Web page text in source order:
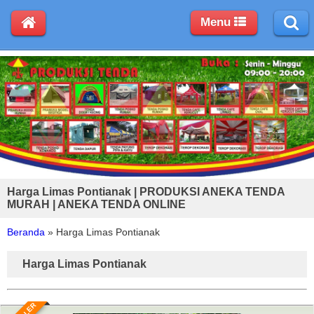
Harga Limas Pontianak | PRODUKSI ANEKA TENDA
MURAH | ANEKA TENDA ONLINE
Beranda » Harga Limas Pontianak
Harga Limas Pontianak
Menu